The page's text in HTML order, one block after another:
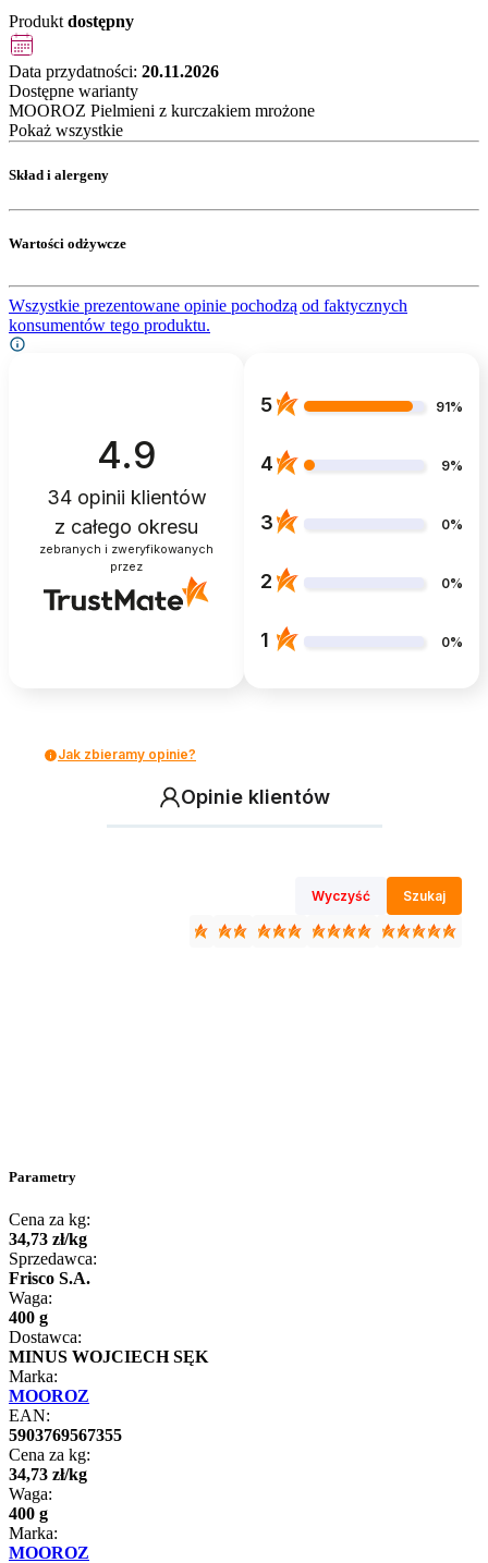
Produkt dostępny
Data przydatności: 20.11.2026
Dostępne warianty
MOOROZ Pielmieni z kurczakiem mrożone
Pokaż wszystkie
Skład i alergeny
Wartości odżywcze
Wszystkie prezentowane opinie pochodzą od faktycznych
konsumentów tego produktu.
4.9
34opinii klientów
z całego okresu
zebranych i zweryfikowanych
przez
5 91%
4 9%
3 0%
2 0%
1 0%
Jak zbieramy opinie?
Opinie klientów
Wyczyść Szukaj
Parametry
Cena za kg:
34,73 zł/kg
Sprzedawca:
Frisco S.A.
Waga:
400 g
Dostawca:
MINUS WOJCIECH SĘK
Marka:
MOOROZ
EAN:
5903769567355
Cena za kg:
34,73 zł/kg
Waga:
400 g
Marka:
MOOROZ